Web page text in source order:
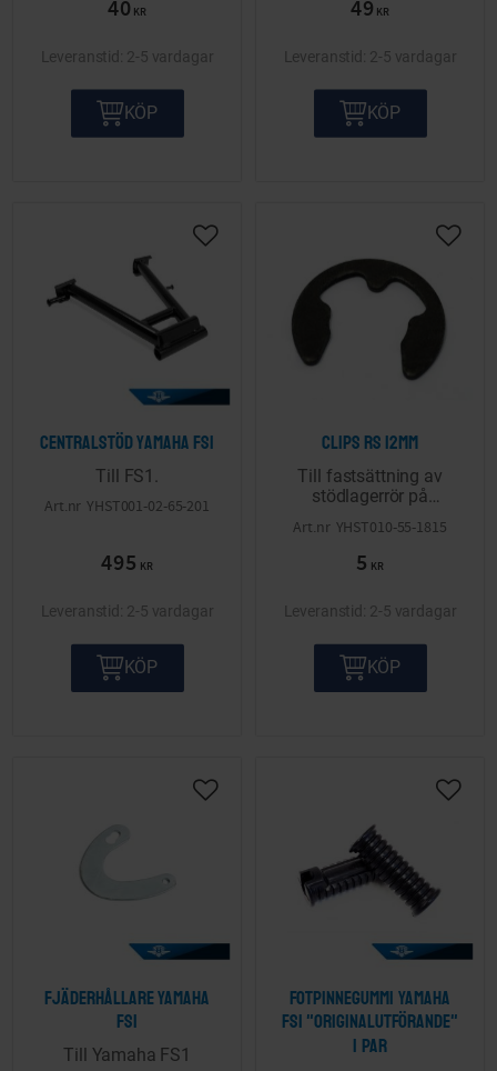
40 KR
2-5 vardagar
KÖP
49 KR
2-5 vardagar
KÖP
Centralstöd Yamaha FS1
Till FS1.
YHST001-02-65-201
495 KR
Lägg till i önskelista
2-5 vardagar
KÖP
Clips RS 12mm
Till fastsättning av
stödlagerrör på
Yamaha FS1.
YHST010-55-1815
5 KR
Lägg
2-5 vardagar
KÖP
Fjäderhållare Yamaha
FS1
Till Yamaha FS1
Lägg till i önskelista
Fotpinnegummi Yamaha
FS1 "originalutförande"
1 par
Lägg